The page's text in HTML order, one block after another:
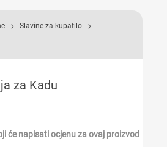
Slavine za kupatilo
za Kadu
će napisati ocjenu za ovaj proizvod